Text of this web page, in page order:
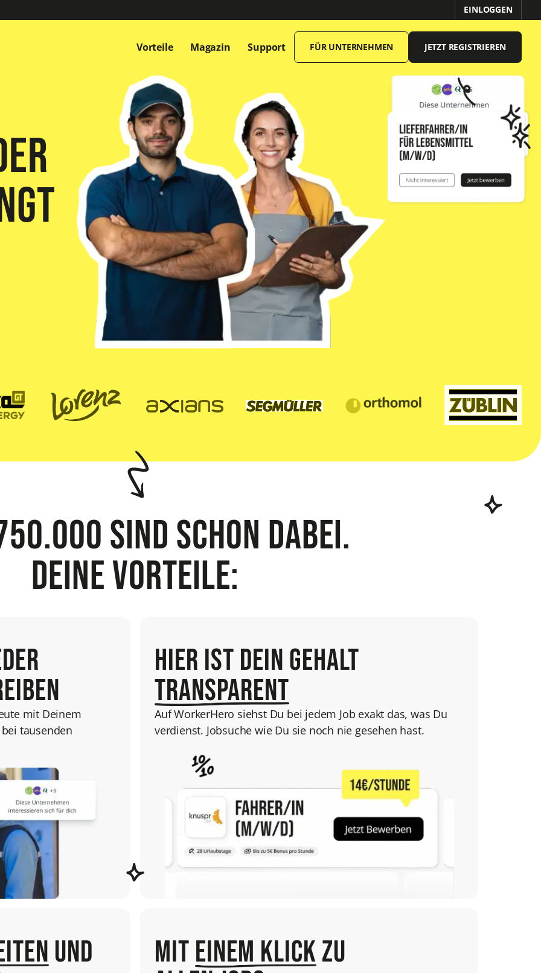
EINLOGGEN
Vorteile
Offene Stellen
Magazin Support FÜR UNTERNEHMEN JETZT REGISTRIEREN
sind schon dabei.
Deine Vorteile:
mit Deinem
tausenden
Hier ist dein Gehalt
transparent
Auf WorkerHero siehst Du bei jedem Job exakt das, was Du
verdienst. Jobsuche wie Du sie noch nie gesehen hast.
und
Mit einem Klick zu